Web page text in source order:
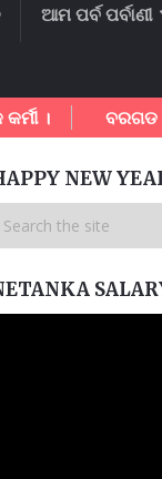
ଆମ ପର୍ବ ପର୍ବାଣୀ
ବରଗଡ ଲୋକସଭା
NEW